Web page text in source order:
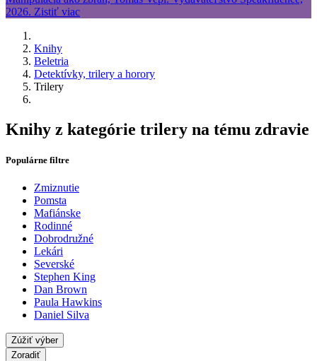
Knihy
Beletria
Detektívky, trilery a horory
Trilery
Knihy z kategórie trilery na tému zdravie
Populárne filtre
Zmiznutie
Pomsta
Mafiánske
Rodinné
Dobrodružné
Lekári
Severské
Stephen King
Dan Brown
Paula Hawkins
Daniel Silva
Zúžiť výber
Zoradiť